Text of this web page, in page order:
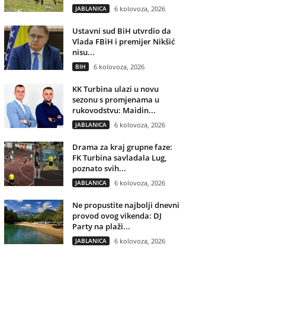
JABLANICA 6 kolovoza, 2026
Ustavni sud BiH utvrdio da
Vlada FBiH i premijer Nikšić
nisu...
BIH 6 kolovoza, 2026
KK Turbina ulazi u novu
sezonu s promjenama u
rukovodstvu: Maidin...
JABLANICA 6 kolovoza, 2026
Drama za kraj grupne faze:
FK Turbina savladala Lug,
poznato svih...
JABLANICA 6 kolovoza, 2026
Ne propustite najbolji dnevni
provod ovog vikenda: DJ
Party na plaži...
JABLANICA 6 kolovoza, 2026